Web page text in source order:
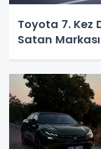
Toyota 7. Kez
Satan